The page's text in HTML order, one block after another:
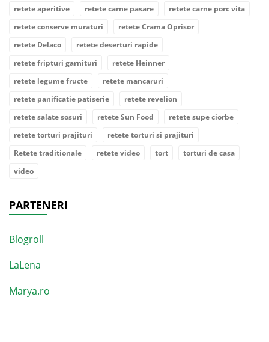
retete aperitive
retete carne pasare
retete carne porc vita
retete conserve muraturi
retete Crama Oprisor
retete Delaco
retete deserturi rapide
retete fripturi garnituri
retete Heinner
retete legume fructe
retete mancaruri
retete panificatie patiserie
retete revelion
retete salate sosuri
retete Sun Food
retete supe ciorbe
retete torturi prajituri
retete torturi si prajituri
Retete traditionale
retete video tort
torturi de casa
video
PARTENERI
Blogroll
LaLena
Marya.ro